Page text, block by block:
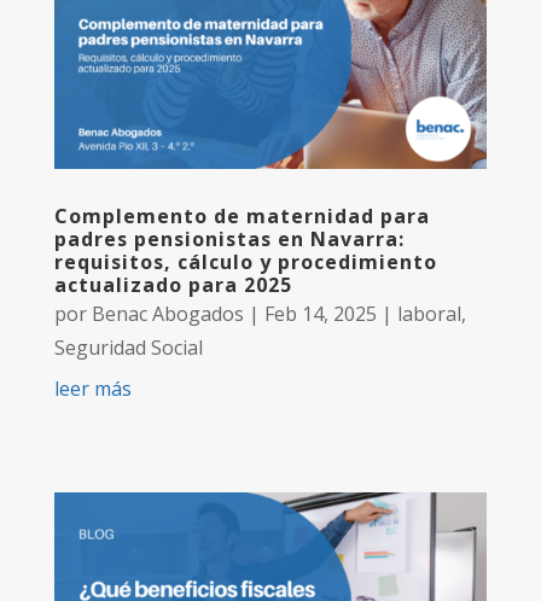
Complemento de maternidad para
padres pensionistas en Navarra:
requisitos, cálculo y procedimiento
actualizado para 2025
por Benac Abogados | Feb 14, 2025 | laboral,
Seguridad Social
leer más